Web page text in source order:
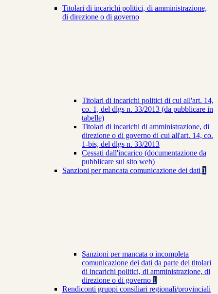
Titolari di incarichi politici, di amministrazione,
di direzione o di governo
Titolari di incarichi politici di cui all'art. 14,
co. 1, del dlgs n. 33/2013 (da pubblicare in
tabelle)
Titolari di incarichi di amministrazione, di
direzione o di governo di cui all'art. 14, co.
1-bis, del dlgs n. 33/2013
Cessati dall'incarico (documentazione da
pubblicare sul sito web)
Sanzioni per mancata comunicazione dei dati 1
Sanzioni per mancata o incompleta
comunicazione dei dati da parte dei titolari
di incarichi politici, di amministrazione, di
direzione o di governo 1
Rendiconti gruppi consiliari regionali/provinciali